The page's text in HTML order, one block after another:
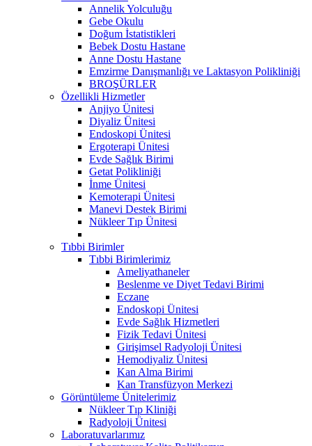
Annelik Yolculuğu
Gebe Okulu
Doğum İstatistikleri
Bebek Dostu Hastane
Anne Dostu Hastane
Emzirme Danışmanlığı ve Laktasyon Polikliniği
BROŞÜRLER
Özellikli Hizmetler
Anjiyo Ünitesi
Diyaliz Ünitesi
Endoskopi Ünitesi
Ergoterapi Ünitesi
Evde Sağlık Birimi
Getat Polikliniği
İnme Ünitesi
Kemoterapi Ünitesi
Manevi Destek Birimi
Nükleer Tıp Ünitesi
Tıbbi Birimler
Tıbbi Birimlerimiz
Ameliyathaneler
Beslenme ve Diyet Tedavi Birimi
Eczane
Endoskopi Ünitesi
Evde Sağlık Hizmetleri
Fizik Tedavi Ünitesi
Girişimsel Radyoloji Ünitesi
Hemodiyaliz Ünitesi
Kan Alma Birimi
Kan Transfüzyon Merkezi
Görüntüleme Ünitelerimiz
Nükleer Tıp Kliniği
Radyoloji Ünitesi
Laboratuvarlarımız